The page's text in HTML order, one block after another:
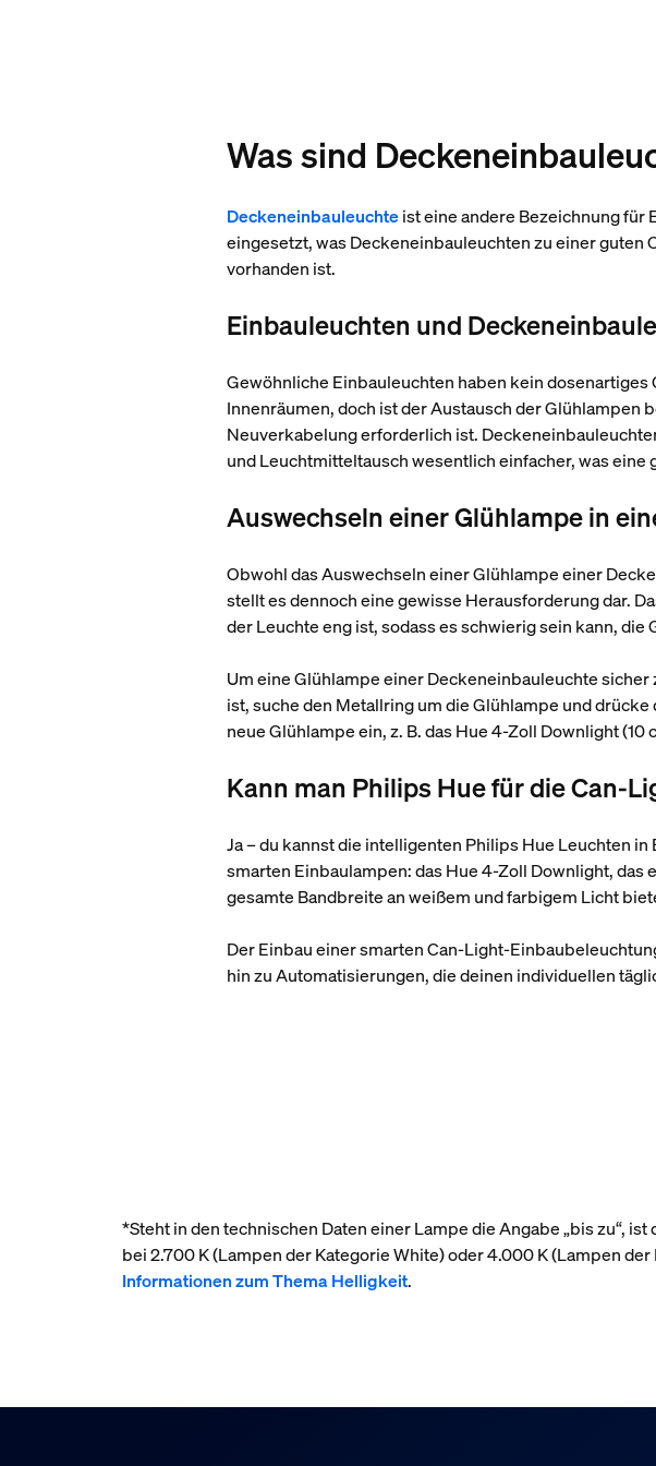
Was sind
Deckeneinbauleuchteist eine andere Bezeichnung für
eingesetzt, was Deckeneinbauleuchten zu einer guten
vorhanden ist.
Einbauleuchten und
Gewöhnliche Einbauleuchten haben kein
Innenräumen, doch ist der Austausch der Glühlampen
Neuverkabelung erforderlich ist.
und Leuchtmitteltausch wesentlich einfacher, was
Auswechseln einer Glühlampe in
Obwohl das Auswechseln einer Glühlampe einer
stellt es dennoch eine gewisse Herausforderung dar.
der Leuchte eng ist, sodass es schwierig sein kann, die
Um eine Glühlampe einer Deckeneinbauleuchte
ist, suche den Metallring um die Glühlampe und
neue Glühlampe ein, z. B. das Hue 4-Zoll Downlight (10
Kann man Philips Hue für die Can-
Ja – du kannst die intelligenten Philips Hue Leuchten
smarten Einbaulampen: das Hue 4-Zoll Downlight,
gesamte Bandbreite an weißem und farbigem Licht
Der Einbau einer smarten Can-Light-
hin zu Automatisierungen, die deinen individuellen
*Steht in den technischen Daten einer Lampe die Angabe „bis zu“,
bei 2.700 K (Lampen der Kategorie White) oder 4.000 K (Lampen
Informationen zum Thema Helligkeit.